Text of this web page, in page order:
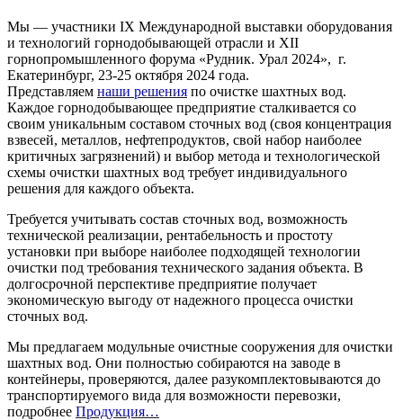
Мы — участники IX Международной выставки оборудования
и технологий горнодобывающей отрасли и XII
горнопромышленного форума «Рудник. Урал 2024», г.
Екатеринбург, 23-25 октября 2024 года.
Представляем наши решения по очистке шахтных вод.
Каждое горнодобывающее предприятие сталкивается со
своим уникальным составом сточных вод (своя концентрация
взвесей, металлов, нефтепродуктов, свой набор наиболее
критичных загрязнений) и выбор метода и технологической
схемы очистки шахтных вод требует индивидуального
решения для каждого объекта.
Требуется учитывать состав сточных вод, возможность
технической реализации, рентабельность и простоту
установки при выборе наиболее подходящей технологии
очистки под требования технического задания объекта. В
долгосрочной перспективе предприятие получает
экономическую выгоду от надежного процесса очистки
сточных вод.
Мы предлагаем модульные очистные сооружения для очистки
шахтных вод. Они полностью собираются на заводе в
контейнеры, проверяются, далее разукомплектовываются до
транспортируемого вида для возможности перевозки,
подробнее Продукция…